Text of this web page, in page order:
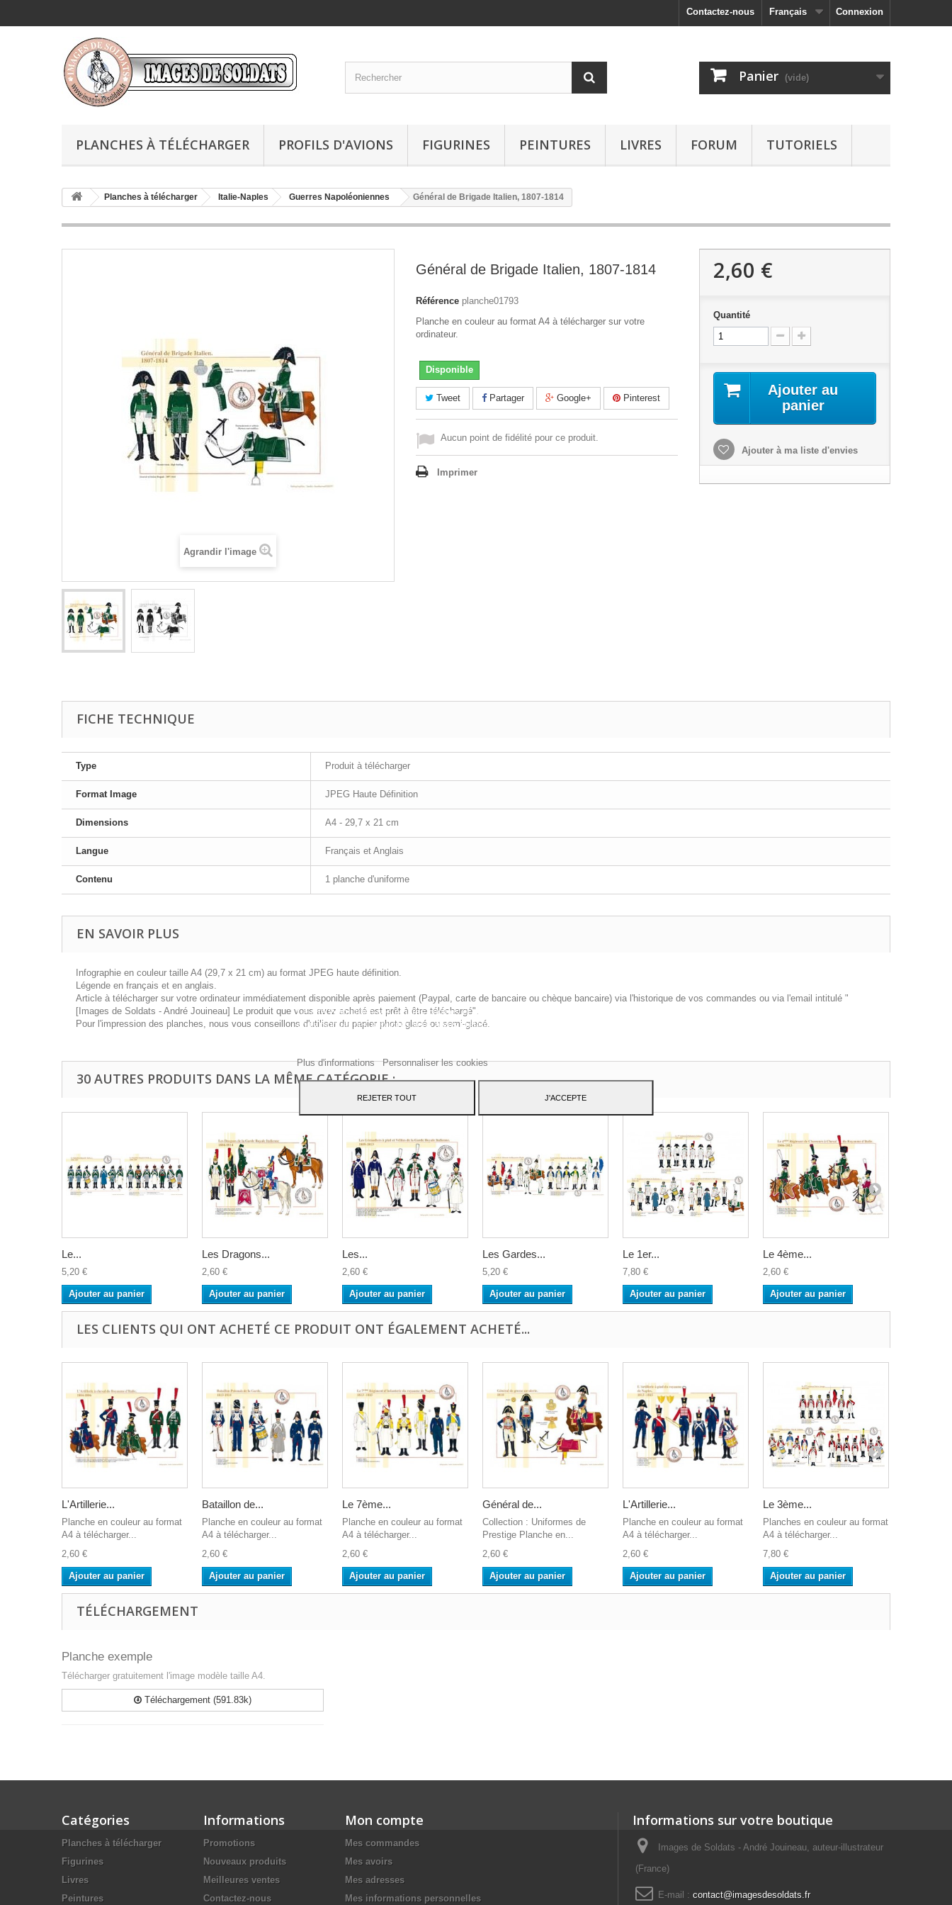
Connexion
Français
Contactez-nous
Panier (vide)
PLANCHES À TÉLÉCHARGER PROFILS D'AVIONS FIGURINES PEINTURES LIVRES FORUM TUTORIELS
Planches à télécharger Italie-Naples Guerres Napoléoniennes Général de Brigade Italien, 1807-1814
Agrandir l'image
Général de Brigade Italien, 1807-1814
Référence planche01793
Planche en couleur au format A4 à télécharger sur votre
ordinateur.
Disponible
Tweet Partager Google+ Pinterest
Aucun point de fidélité pour ce produit.
Imprimer
2,60 €
Quantité
Ajouter au
panier
Ajouter à ma liste d'envies
FICHE TECHNIQUE
Type Produit à télécharger
Format Image JPEG Haute Définition
Dimensions A4 - 29,7 x 21 cm
Langue Français et Anglais
Contenu 1 planche d'uniforme
EN SAVOIR PLUS
Infographie en couleur taille A4 (29,7 x 21 cm) au format JPEG haute définition.
Légende en français et en anglais.
Article à télécharger sur votre ordinateur immédiatement disponible après paiement (Paypal, carte de bancaire ou chèque bancaire) via l'historique de vos commandes ou via l'email intitulé "
[Images de Soldats - André Jouineau] Le produit que vous avez acheté est prêt à être téléchargé".
Pour l'impression des planches, nous vous conseillons d'utiliser du papier photo glacé ou semi-glacé.
30 AUTRES PRODUITS DANS LA MÊME CATÉGORIE :
Le...
5,20 €
Ajouter au panier
Les Dragons...
2,60 €
Ajouter au panier
Les...
2,60 €
Ajouter au panier
Les Gardes...
5,20 €
Ajouter au panier
Le 1er...
7,80 €
Ajouter au panier
Le 4ème...
2,60 €
Ajouter au panier
LES CLIENTS QUI ONT ACHETÉ CE PRODUIT ONT ÉGALEMENT ACHETÉ...
L'Artillerie...
Planche en couleur au format
A4 à télécharger...
2,60 €
Ajouter au panier
Bataillon de...
Planche en couleur au format
A4 à télécharger...
2,60 €
Ajouter au panier
Le 7ème...
Planche en couleur au format
A4 à télécharger...
2,60 €
Ajouter au panier
Général de...
Collection : Uniformes de
Prestige Planche en...
2,60 €
Ajouter au panier
L'Artillerie...
Planche en couleur au format
A4 à télécharger...
2,60 €
Ajouter au panier
Le 3ème...
Planches en couleur au format
A4 à télécharger...
7,80 €
Ajouter au panier
TÉLÉCHARGEMENT
Planche exemple
Télécharger gratuitement l'image modèle taille A4.
Téléchargement (591.83k)
Catégories
Planches à télécharger
Figurines
Livres
Peintures
Informations
Promotions
Nouveaux produits
Meilleures ventes
Contactez-nous
Mon compte
Mes commandes
Mes avoirs
Mes adresses
Mes informations personnelles
Informations sur votre boutique
Images de Soldats - André Jouineau, auteur-illustrateur
(France)
E-mail : contact@imagesdesoldats.fr
Ce site Web utilise ses propres cookies et ceux de tiers pour améliorer nos services et
vous montrer des publicités liées à vos préférences en analysant vos habitudes de
Plus d'informations Personnaliser les cookies
REJETER TOUT J'ACCEPTE